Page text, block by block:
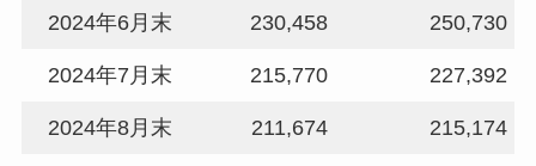
2024年6月末 230,458 250,730
2024年7月末 215,770 227,392
2024年8月末 211,674 215,174